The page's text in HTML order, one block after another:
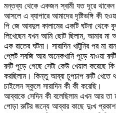
মন্তব্য থেকে একজন স্বামী যত দূরে
আসলে এ ব্যাপারে আমাদের দৃষ্টিভঙ্গি কী
পি জে আবদুল কালামের একটি ঘটনা থেকে
লিখেছেন যখন আমি ছোট ছিলাম, আমার মা
এক রাতের ঘটনা। সারাদিন খাটুনির পর মা
প্লেট সবজি আর অনেকখানি পুড়ে যাওয়া
রুটি পুড়ে গেছে সেটা কেউ খেয়াল করেছে
করছিলাম। কিন্তু আব্বা চুপচাপ রুটি
চাইলেন স্কুলে সারাদিন কী কী করেছি।
আব্বাকে সেদিন কী বলেছিলাম এখন আর
পোড়া রুটির জন্যে আব্বার কাছে দুঃখ